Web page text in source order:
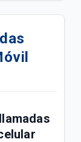
Tigo? |